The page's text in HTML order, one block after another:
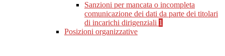
Sanzioni per mancata o incompleta
comunicazione dei dati da parte dei titolari
di incarichi dirigenziali 1
Posizioni organizzative